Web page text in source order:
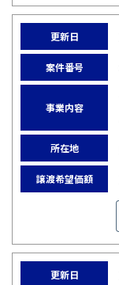
更新日
案件番号
事業内容
所在地
譲渡希望価額
更新日